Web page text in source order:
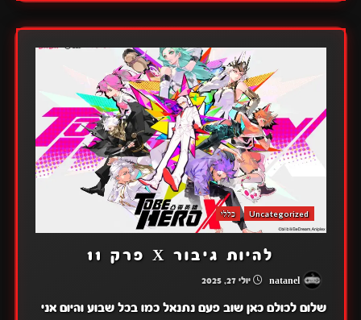
Uncategorized כללי
להיות גיבור X פרק 11
יולי 27, 2025
שלום לכולם כאן שוב פעם נתנאל כמו בכל שבוע והיום אני